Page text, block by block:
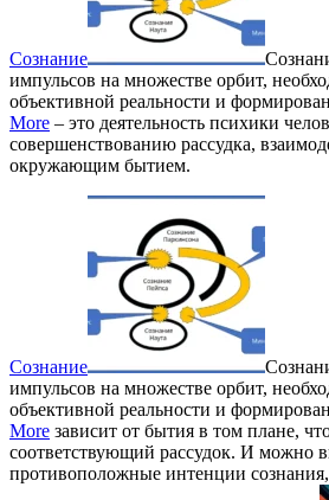
Сознание
импульсов на множестве орбит,
объективной реальности и
More – это деятельность психики
совершенствованию рассудка,
окружающим бытием.
Сознание
импульсов на множестве орбит,
объективной реальности и
More зависит от бытия в том плане,
соответствующий рассудок. И можно
противоположные интенции